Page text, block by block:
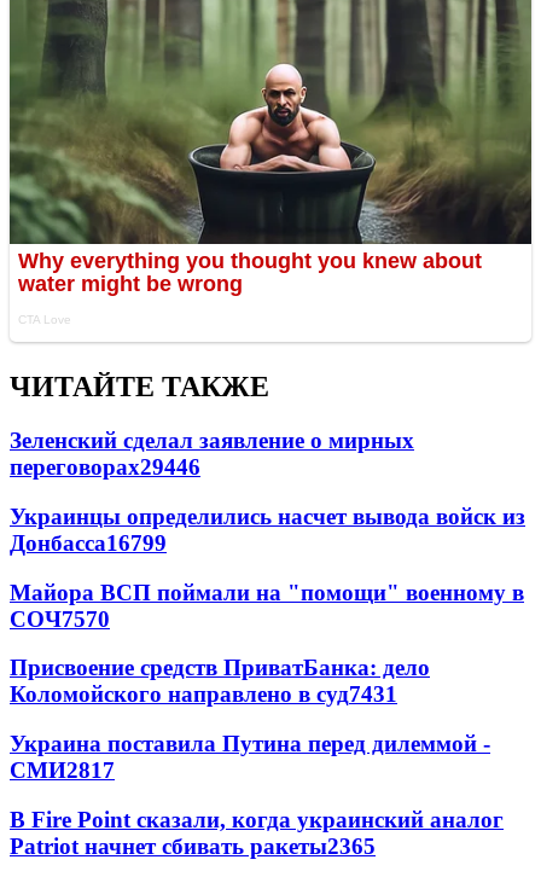
ЧИТАЙТЕ ТАКЖЕ
Зеленский сделал заявление о мирных
переговорах29446
Украинцы определились насчет вывода войск из
Донбасса16799
Майора ВСП поймали на "помощи" военному в
СОЧ7570
Присвоение средств ПриватБанка: дело
Коломойского направлено в суд7431
Украина поставила Путина перед дилеммой -
СМИ2817
В Fire Point сказали, когда украинский аналог
Patriot начнет сбивать ракеты2365